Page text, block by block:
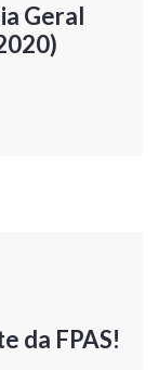
Geral
da FPAS!